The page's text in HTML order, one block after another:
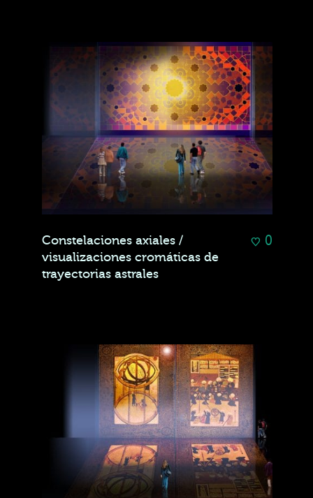
0
Constelaciones axiales /
visualizaciones cromáticas de
trayectorias astrales